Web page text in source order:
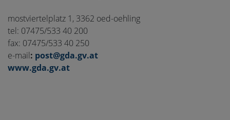
mostviertelplatz 1, 3362 oed-oehling
tel: 07475/533 40 200
fax: 07475/533 40 250
e-mail: post@gda.gv.at
www.gda.gv.at